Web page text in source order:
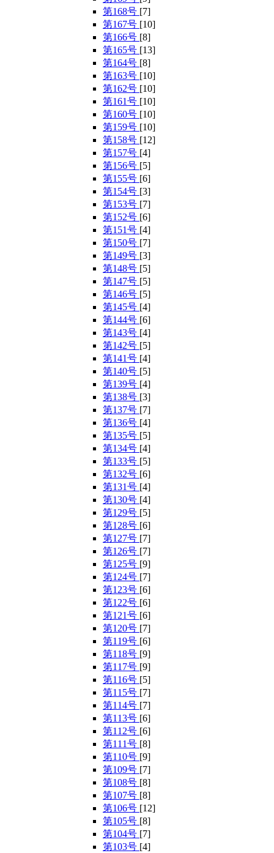
第168号 [7]
第167号 [10]
第166号 [8]
第165号 [13]
第164号 [8]
第163号 [10]
第162号 [10]
第161号 [10]
第160号 [10]
第159号 [10]
第158号 [12]
第157号 [4]
第156号 [5]
第155号 [6]
第154号 [3]
第153号 [7]
第152号 [6]
第151号 [4]
第150号 [7]
第149号 [3]
第148号 [5]
第147号 [5]
第146号 [5]
第145号 [4]
第144号 [6]
第143号 [4]
第142号 [5]
第141号 [4]
第140号 [5]
第139号 [4]
第138号 [3]
第137号 [7]
第136号 [4]
第135号 [5]
第134号 [4]
第133号 [5]
第132号 [6]
第131号 [4]
第130号 [4]
第129号 [5]
第128号 [6]
第127号 [7]
第126号 [7]
第125号 [9]
第124号 [7]
第123号 [6]
第122号 [6]
第121号 [6]
第120号 [7]
第119号 [6]
第118号 [9]
第117号 [9]
第116号 [5]
第115号 [7]
第114号 [7]
第113号 [6]
第112号 [6]
第111号 [8]
第110号 [9]
第109号 [7]
第108号 [8]
第107号 [8]
第106号 [12]
第105号 [8]
第104号 [7]
第103号 [4]